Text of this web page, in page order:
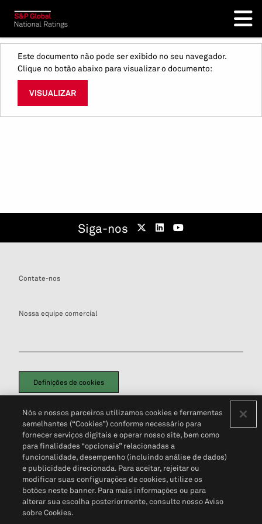
Este documento não pode ser exibido no seu navegador.
Clique no botão abaixo para visualizar o documento:
VISUALIZAR
Siga-nos
Contate-nos
Nossa equipe comercial
Definições de cookies
Política de PrivacidadePortal de privacidade do cliente (em inglês)
Não Venda Minhas Informações Pessoais© 2026 S&P Global
Nós e nossos parceiros utilizamos cookies e ferramentas
semelhantes (“Cookies”) conforme necessário para
fornecer serviços digitais e operar nosso site, bem como
para finalidades “opcionais” relacionadas a
funcionalidade, desempenho (incluindo análise de dados)
e publicidade direcionada. Para aceitar, rejeitar ou
modificar suas configurações de cookies, utilize os
botões neste banner. Para mais informações ou para
alterar sua escolha posteriormente, consulte nosso Aviso
sobre Cookies.